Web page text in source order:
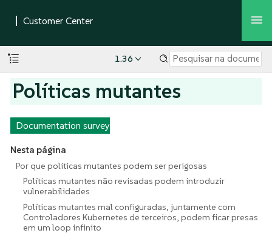
1.36
Políticas mutantes
Documentation survey
Nesta página
Por que políticas mutantes podem ser perigosas
Políticas mutantes não revisadas podem introduzir
vulnerabilidades
Políticas mutantes mal configuradas, juntamente com
Controladores Kubernetes de terceiros, podem ficar presas
em um loop infinito